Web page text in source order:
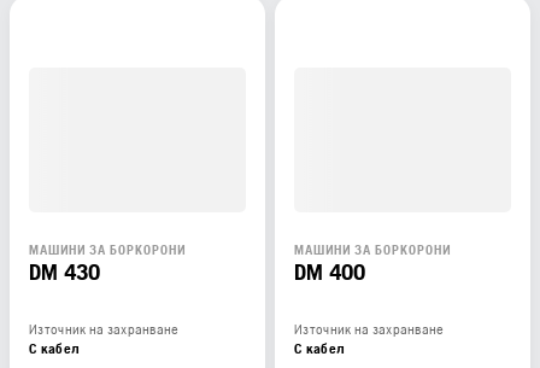
МАШИНИ ЗА БОРКОРОНИ
DM 430
Източник на захранване
С кабел
МАШИНИ ЗА БОРКОРОНИ
DM 400
Източник на захранване
С кабел